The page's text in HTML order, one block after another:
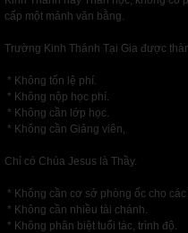
cấp một mảnh văn bằng.
Trường Kinh Thánh Tại Gia được
* Không tốn lệ phí.
* Không nộp học phí.
* Không cần lớp học.
* Không cần Giảng viên,
Chỉ có Chúa Jesus là Thầy.
* Không cần cơ sở phòng ốc cho
* Không cần nhiều tài chánh.
* Không phân biệt tuổi tác, trình độ.